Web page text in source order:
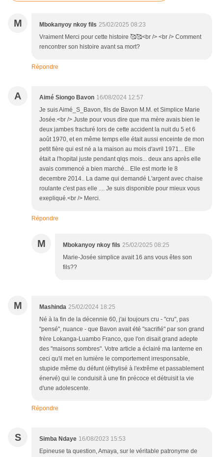
M Mbokanyoy nkoy fils 25/02/2025 08:23
Vraiment Merci pour cette histoire 🥰🥰<br /> <br /> Comment
rencontrer son histoire avant sa mort?
Répondre
A Aimé Siongo Bavon 16/08/2024 12:57
Je suis Aimé_S_Bavon, fils de Bavon M.M. et Simplice Marie
Josée.<br /> Juste pour vous dire que ma mère avais bien le
deux jambes fracturé lors de cette accident la nuit du 5 et 6
août 1970, et en même temps elle était aussi enceinte de mon
petit fière qui est né a la maison au mois d'avril 1971... Elle
était a l'hopital juste pendant qlqs mois... deux ans après elle
avais commencé a bien marché... Elle est morte le 8
decembre 2014.. La dame qui demandé L'argent avec chaise
roulante c'est pas elle .... Je suis disponible pour mieux vous
exepliqué.<br /> Merci.
Répondre
M Mbokanyoy nkoy fils 25/02/2025 08:25
Marie-Josée simplice avait 16 ans vous êtes son
fils??
M Mashinda 25/02/2024 18:25
Né à la fin de la décennie 60, j'ai toujours cru - "cru", pas
"pensé", nuance - que Bavon avait été "sacrifié" par son grand
frère Lokanga-Luambo Franco, que l'on disait grand adepte
des "maisons sombres". Votre article a éclairé ma lanterne en
ceci qu'il met en lumière le comportement irresponsable,
stupide même du défunt (éthylisé à l'extrême et passablement
énervé) qui le conduisit à une fin précoce et détruisit la vie
d'une adolescente.
Répondre
S Simba Ndaye 16/08/2023 15:53
Epineuse ta question, Amaya, sur le véritable patronyme de